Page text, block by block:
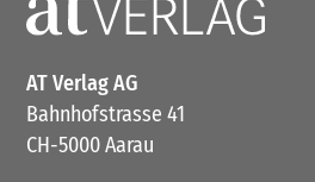
AT Verlag AG
Bahnhofstrasse 41
CH-5000 Aarau